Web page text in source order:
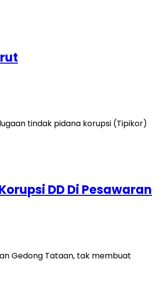
tindak pidana korupsi (Tipikor)
DD Di Pesawaran
Gedong Tataan, tak membuat